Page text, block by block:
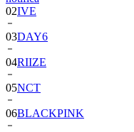
03DAY6
04RIIZE
05NCT
06BLACKPINK
07TWS